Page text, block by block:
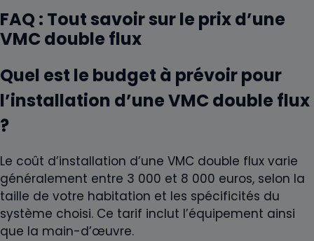
FAQ : Tout savoir sur le prix d’une
VMC double flux
Quel est le budget à prévoir pour
l’installation d’une VMC double flux
?
Le coût d’installation d’une VMC double flux varie
généralement entre 3 000 et 8 000 euros, selon la
taille de votre habitation et les spécificités du
système choisi. Ce tarif inclut l’équipement ainsi
que la main-d’œuvre.